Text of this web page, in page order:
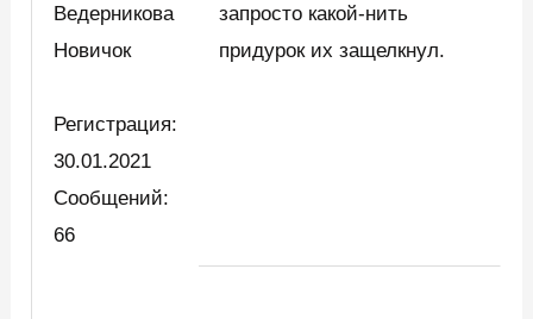
Ведерникова
Новичок
Регистрация:
30.01.2021
Сообщений:
66
запросто какой-нить
придурок их защелкнул.